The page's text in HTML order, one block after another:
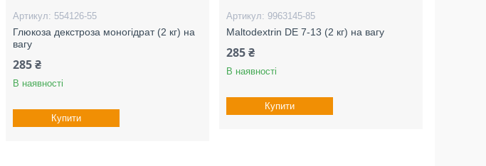
554126-55
Глюкоза декстроза моногідрат (2 кг) на
вагу
285 ₴
В наявності
Купити
9963145-85
Maltodextrin DE 7-13 (2 кг) на вагу
285 ₴
В наявності
Купити